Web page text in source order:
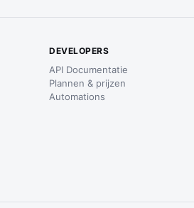
DEVELOPERS
API Documentatie
Plannen & prijzen
Automations